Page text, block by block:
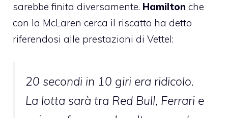
sarebbe finita diversamente. Hamilton che
con la McLaren cerca il riscatto ha detto
riferendosi alle prestazioni di Vettel:
20 secondi in 10 giri era ridicolo.
La lotta sarà tra Red Bull, Ferrari e